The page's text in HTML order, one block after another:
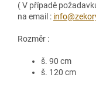
( V případě
na email :
Rozměr :
š. 90 cm
š. 120 cm